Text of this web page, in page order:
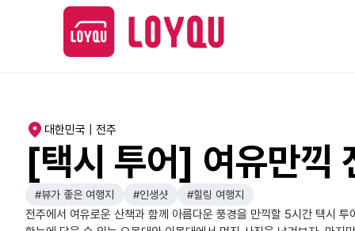
대한민국 | 전주
[택시 투어] 여유만끽
#뷰가 좋은 여행지 #인생샷 #힐링 여행지
전주에서 여유로운 산책과 함께 아름다운 풍경을 만끽할 5시간 택시